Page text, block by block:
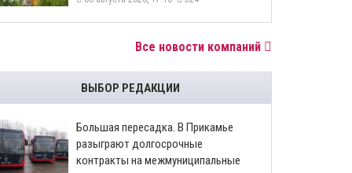
Все новости компаний
ВЫБОР РЕДАКЦИИ
Большая пересадка. В Прикамье
разыграют долгосрочные
контракты на межмуниципальные